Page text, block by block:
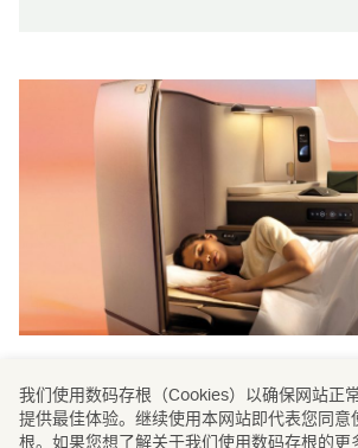
超越座椅的匠心
每个厢房座位均配置特别订造的灯具照
我们使用数码存根（Cookies）以确保网站正
提供最佳体验。继续使用本网站即代表您同意
根。如果您想了解关于我们使用数码存根的更